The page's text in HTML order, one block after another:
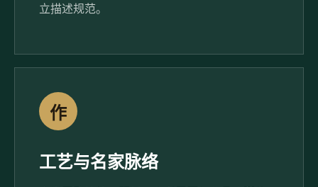
立描述规范。
作
工艺与名家脉络